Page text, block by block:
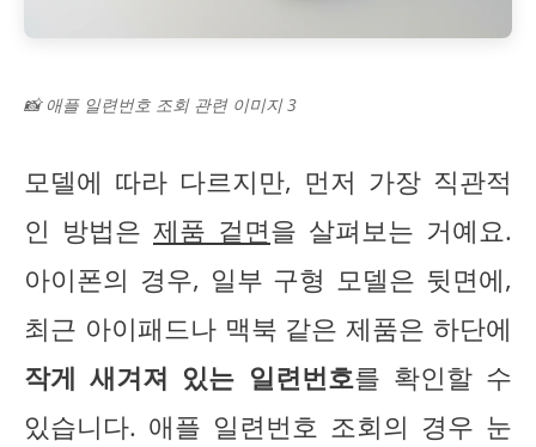
📸 애플 일련번호 조회 관련 이미지 3
모델에 따라 다르지만, 먼저 가장 직관적
인 방법은 제품 겉면을 살펴보는 거예요.
아이폰의 경우, 일부 구형 모델은 뒷면에,
최근 아이패드나 맥북 같은 제품은 하단에
작게 새겨져 있는 일련번호를 확인할 수
있습니다. 애플 일련번호 조회의 경우 눈